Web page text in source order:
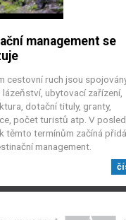
management se
cestovní ruch jsou
lázeňství, ubytovací zařízení,
dotační tituly, granty,
počet turistů atp. V
těmto termínům začíná
management.